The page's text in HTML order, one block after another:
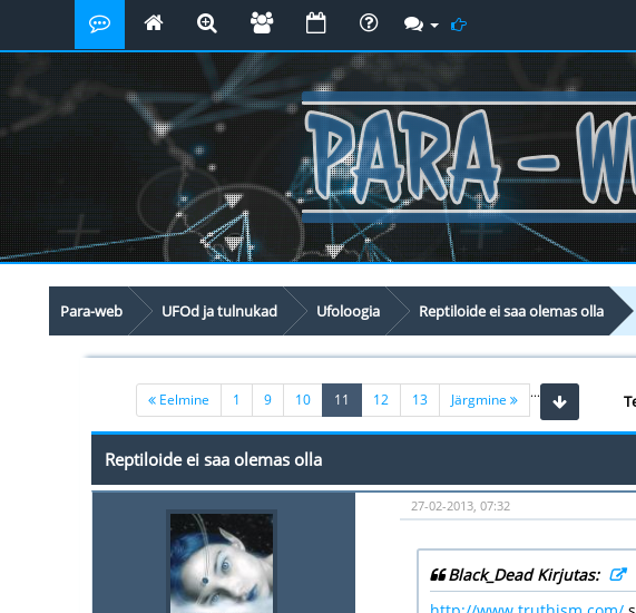
Para-web UFOd ja tulnukad Ufoloogia Reptiloide ei saa olemas olla
Eelmine 1 ...
9 10 11 (current)
12 13 Järgmine
Reptiloide ei saa olemas olla
27-02-2013, 07:32
Black_Dead Kirjutas: